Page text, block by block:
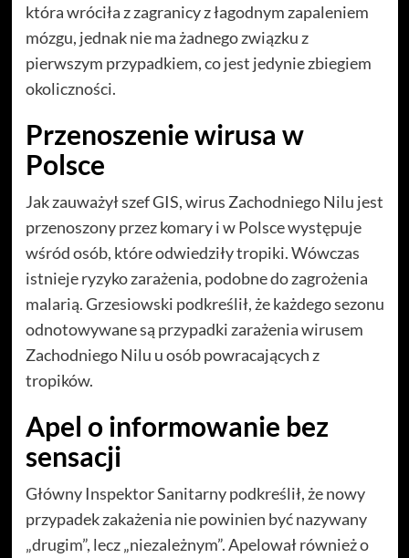
która wróciła z zagranicy z łagodnym zapaleniem
mózgu, jednak nie ma żadnego związku z
pierwszym przypadkiem, co jest jedynie zbiegiem
okoliczności.
Przenoszenie wirusa w
Polsce
Jak zauważył szef GIS, wirus Zachodniego Nilu jest
przenoszony przez komary i w Polsce występuje
wśród osób, które odwiedziły tropiki. Wówczas
istnieje ryzyko zarażenia, podobne do zagrożenia
malarią. Grzesiowski podkreślił, że każdego sezonu
odnotowywane są przypadki zarażenia wirusem
Zachodniego Nilu u osób powracających z
tropików.
Apel o informowanie bez
sensacji
Główny Inspektor Sanitarny podkreślił, że nowy
przypadek zakażenia nie powinien być nazywany
„drugim”, lecz „niezależnym”. Apelował również o